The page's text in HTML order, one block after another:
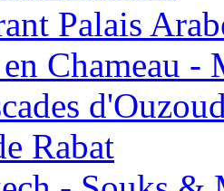
Palais
Chameau -
Rabat